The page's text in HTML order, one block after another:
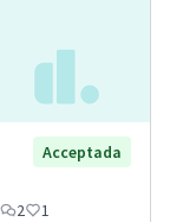
Acceptada
2 1